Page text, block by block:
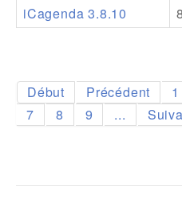
iCagenda 3.8.10
Début Précédent 1
7
8 9 ...